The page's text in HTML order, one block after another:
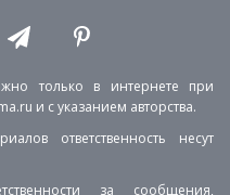
только в интернете при
и с указанием авторства.
ответственность несут
за сообщения,